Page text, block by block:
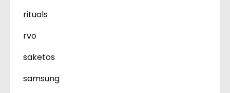
rituals
rvo
saketos
samsung